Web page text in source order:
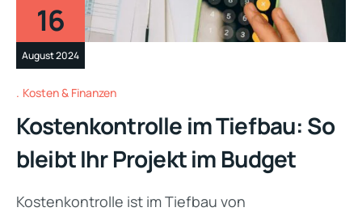
16
August 2024
Kosten & Finanzen
Kostenkontrolle im Tiefbau: So
bleibt Ihr Projekt im Budget
Kostenkontrolle ist im Tiefbau von